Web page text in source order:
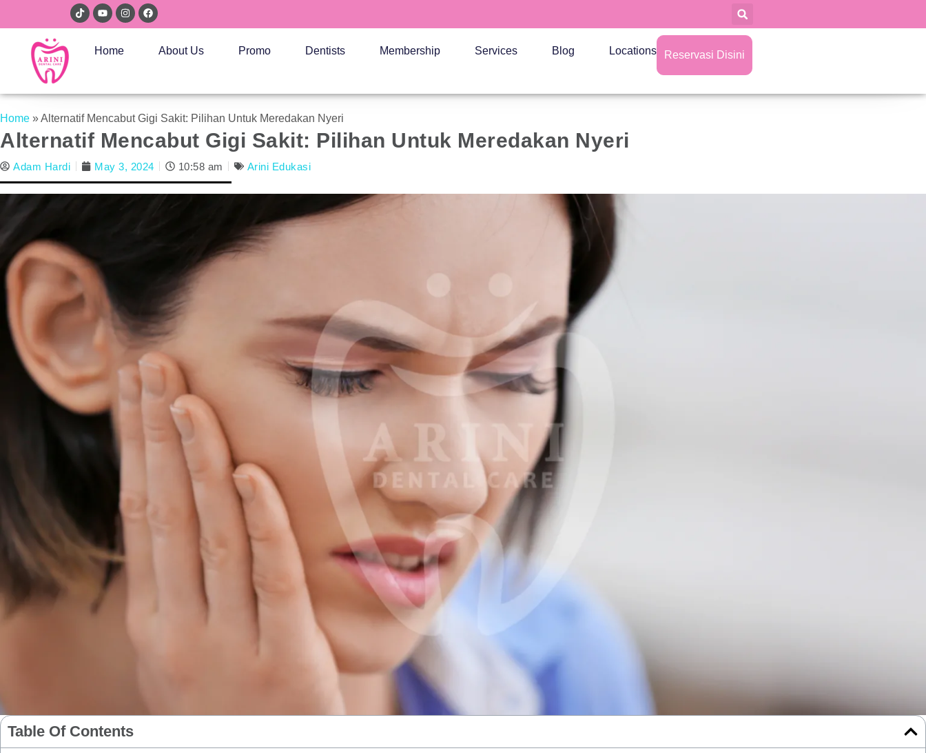
Home About Us Promo Dentists Membership Services Blog Locations Reservasi Disini
Home »Alternatif Mencabut Gigi Sakit: Pilihan Untuk Meredakan Nyeri
Alternatif Mencabut Gigi Sakit: Pilihan Untuk Meredakan Nyeri
Adam Hardi May 3, 2024 10:58 am Arini Edukasi
Table Of Contents